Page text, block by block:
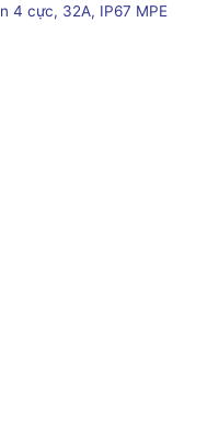
4 cực, 32A, IP67 MPE